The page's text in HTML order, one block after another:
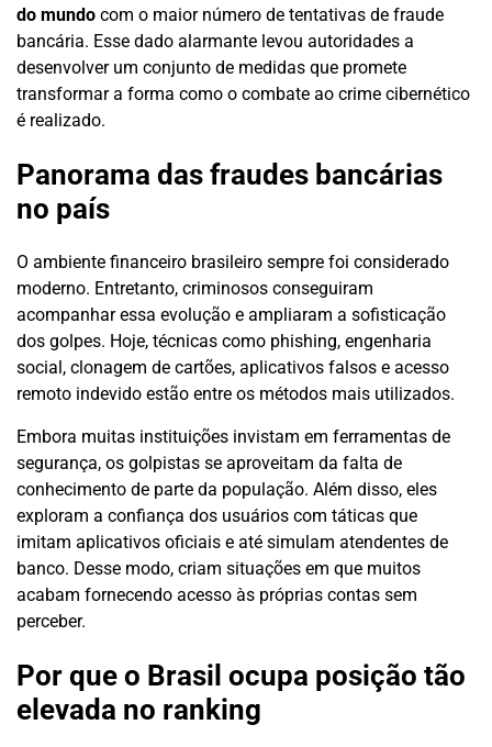
do mundo com o maior número de tentativas de fraude
bancária. Esse dado alarmante levou autoridades a
desenvolver um conjunto de medidas que promete
transformar a forma como o combate ao crime cibernético
é realizado.
Panorama das fraudes bancárias
no país
O ambiente financeiro brasileiro sempre foi considerado
moderno. Entretanto, criminosos conseguiram
acompanhar essa evolução e ampliaram a sofisticação
dos golpes. Hoje, técnicas como phishing, engenharia
social, clonagem de cartões, aplicativos falsos e acesso
remoto indevido estão entre os métodos mais utilizados.
Embora muitas instituições invistam em ferramentas de
segurança, os golpistas se aproveitam da falta de
conhecimento de parte da população. Além disso, eles
exploram a confiança dos usuários com táticas que
imitam aplicativos oficiais e até simulam atendentes de
banco. Desse modo, criam situações em que muitos
acabam fornecendo acesso às próprias contas sem
perceber.
Por que o Brasil ocupa posição tão
elevada no ranking